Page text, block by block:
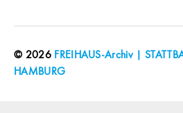
© 2026 FREIHAUS-Archiv |
HAMBURG